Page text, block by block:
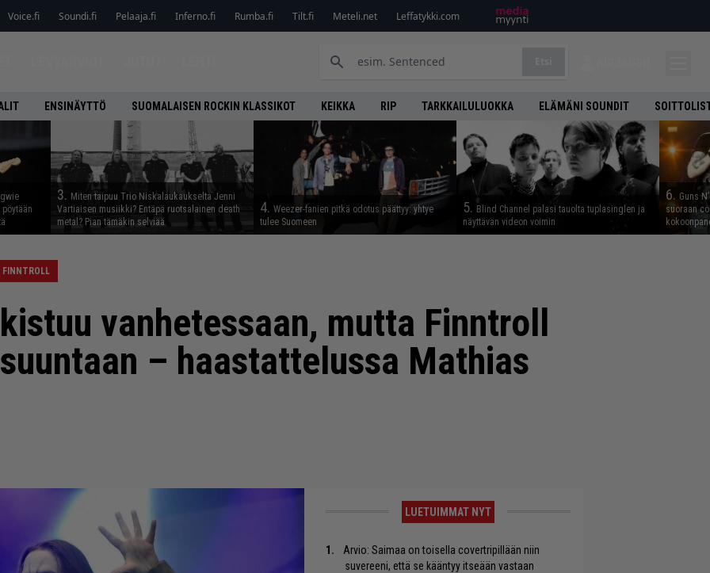
Voice.fi Soundi.fi Pelaaja.fi Inferno.fi Rumba.fi Tilt.fi Meteli.net Leffatykki.com
ENSINÄYTTÖ SUOMALAISEN ROCKIN KLASSIKOT KEIKKA RIP TARKKAILULUOKKA ELÄMÄNI SOUNDIT
3. Miten taipuu Trio Niskalaukaukselta Jenni
Vartiaisen musiikki? Entäpä ruotsalainen death
metal? Pian tämäkin selviää
4. Weezer-fanien pitkä odotus päättyy: yhtye
tulee Suomeen
5. Blind Channel palasi tauolta tuplasinglen ja
näyttävän videon voimin
6. Guns
suoraan
FINNTROLL
vanhetessaan, mutta Finntroll
– haastattelussa Mathias
LUETUIMMAT NYT
Arvio: Saimaa on toisella covertripillään niin
suvereeni, että se kääntyy itseään vastaan